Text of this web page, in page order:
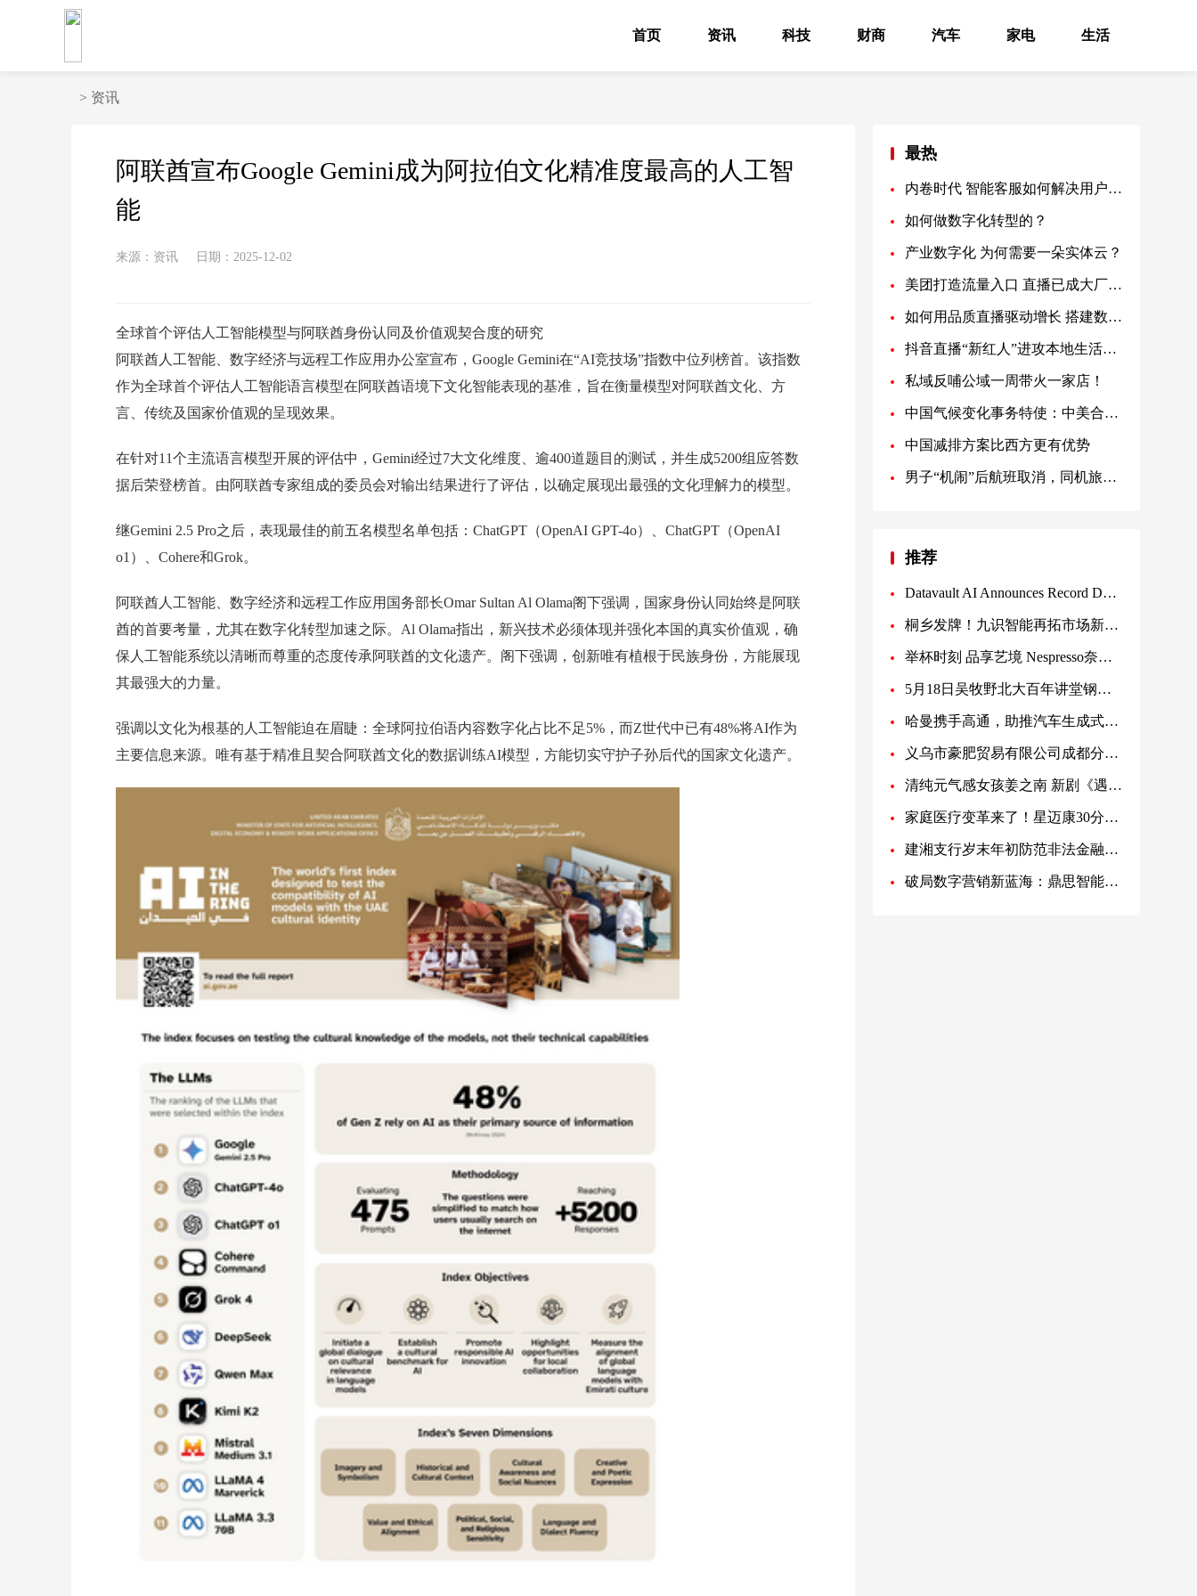
首页 资讯 科技 财商 汽车 家电 生活
> 资讯
阿联酋宣布Google Gemini成为阿拉伯文化精准度最高的人工智
能
来源：资讯 日期：2025-12-02
全球首个评估人工智能模型与阿联酋身份认同及价值观契合度的研究
阿联酋人工智能、数字经济与远程工作应用办公室宣布，Google Gemini在“AI竞技场”指数中位列榜首。该指数
作为全球首个评估人工智能语言模型在阿联酋语境下文化智能表现的基准，旨在衡量模型对阿联酋文化、方
言、传统及国家价值观的呈现效果。
在针对11个主流语言模型开展的评估中，Gemini经过7大文化维度、逾400道题目的测试，并生成5200组应答数
据后荣登榜首。由阿联酋专家组成的委员会对输出结果进行了评估，以确定展现出最强的文化理解力的模型。
继Gemini 2.5 Pro之后，表现最佳的前五名模型名单包括：ChatGPT（OpenAI GPT-4o）、ChatGPT（OpenAI
o1）、Cohere和Grok。
阿联酋人工智能、数字经济和远程工作应用国务部长Omar Sultan Al Olama阁下强调，国家身份认同始终是阿联
酋的首要考量，尤其在数字化转型加速之际。Al Olama指出，新兴技术必须体现并强化本国的真实价值观，确
保人工智能系统以清晰而尊重的态度传承阿联酋的文化遗产。阁下强调，创新唯有植根于民族身份，方能展现
其最强大的力量。
强调以文化为根基的人工智能迫在眉睫：全球阿拉伯语内容数字化占比不足5%，而Z世代中已有48%将AI作为
主要信息来源。唯有基于精准且契合阿联酋文化的数据训练AI模型，方能切实守护子孙后代的国家文化遗产。
最热
内卷时代 智能客服如何解决用户痛点？
如何做数字化转型的？
产业数字化 为何需要一朵实体云？
美团打造流量入口 直播已成大厂标配
如何用品质直播驱动增长 搭建数字化营销体系的新路？
抖音直播“新红人”进攻本地生活领域
私域反哺公域一周带火一家店！
中国气候变化事务特使：中美合作是唯一正确选择
中国减排方案比西方更有优势
男子“机闹”后航班取消，同机旅客准备集体起诉
推荐
Datavault AI Announces Record Date of Nov. 14, 2025, for Dream Bowl Draft Meme Coin Distribution to
桐乡发牌！九识智能再拓市场新版图
举杯时刻 品享艺境 Nespresso奈斯派索官宣王楚钦为Nespresso奈斯品牌大使
5月18日吴牧野北大百年讲堂钢琴独奏音乐会 再次演绎李斯特巅峰作品
哈曼携手高通，助推汽车生成式AI跃迁
义乌市豪肥贸易有限公司成都分公司时尚潮品店赢得了信任和尊重
清纯元气感女孩姜之南 新剧《遇见你的那天》定档725上线
家庭医疗变革来了！星迈康30分钟智能仓获2000万投资，打破传统便捷到家！
建湘支行岁末年初防范非法金融活动宣传教育总结
破局数字营销新蓝海：鼎思智能科技以“广告众包”重塑行业生态‌